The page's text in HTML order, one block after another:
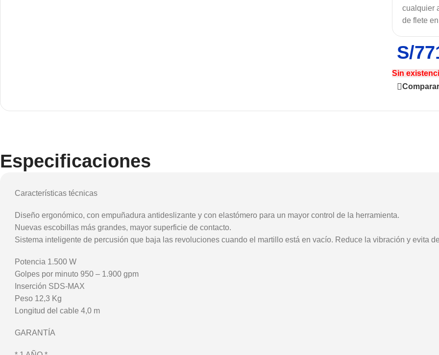
cualquier
de flete
S/
Sin
Comparar
Especificaciones
Características técnicas
Diseño ergonómico, con empuñadura antideslizante y con elastómero para un mayor control de la herramienta.
Nuevas escobillas más grandes, mayor superficie de contacto.
Sistema inteligente de percusión que baja las revoluciones cuando el martillo está en vacío. Reduce la vibración y evita
Potencia 1.500 W
Golpes por minuto 950 – 1.900 gpm
Inserción SDS-MAX
Peso 12,3 Kg
Longitud del cable 4,0 m
GARANTÍA